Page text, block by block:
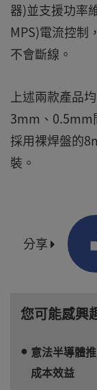
器)並支援功率
MPS)電流控制
不會斷線。
上述兩款產品
3mm、0.5mm
採用裸焊盤的
裝。
分享
您可能感興
意法半導體
成本效益